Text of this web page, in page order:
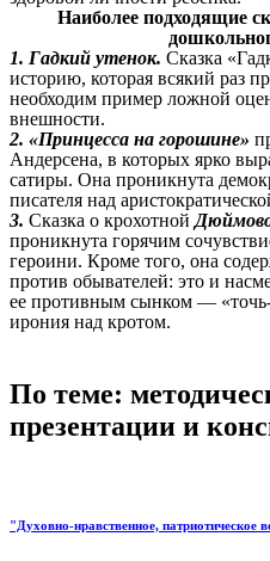
Наиболее подходящие
1. Гадкий утенок. Сказка
историю, которая всякий раз
необходим пример ложной
внешности.
2. «Принцесса на горошине»
Андерсена, в которых ярко
сатиры. Она проникнута
писателя над
3. Сказка о крохотной
проникнута горячим
героини. Кроме того, она
против обывателей: это и
ее противным сынком —
ирония над кротом.
По теме:
презентации и
"Духовно-нравственное, патриотическое